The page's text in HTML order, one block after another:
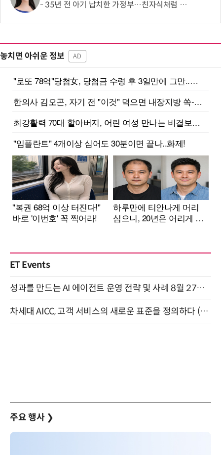
35년 전 아기 납치한 가정부…친자식처럼 키워서? '징역 3년' 논란
놓치면 아쉬운 정보 AD
ET Events
성과를 만드는 AI 에이전트 운영 전략 및 사례 8월 27일 개최
차세대 AICC, 고객 서비스의 새로운 표준을 정의하다 (9/9)
주요 행사 ❯